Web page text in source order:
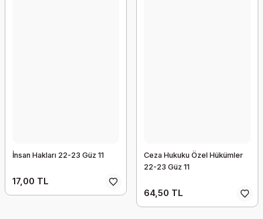
İnsan Hakları 22-23 Güz 11
17,00 TL
Ceza Hukuku Özel Hükümler
22-23 Güz 11
64,50 TL